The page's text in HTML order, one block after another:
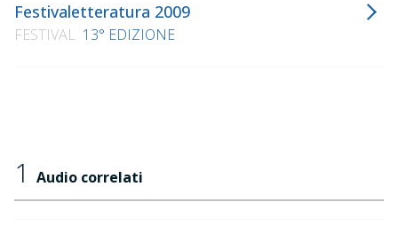
Festivaletteratura 2009
FESTIVAL 13° EDIZIONE
1 Audio correlati